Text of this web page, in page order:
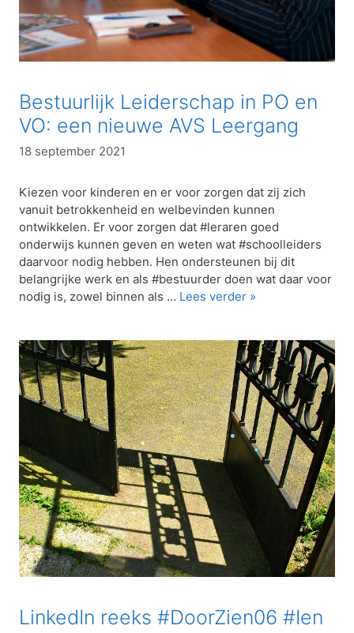
Bestuurlijk Leiderschap in PO en
VO: een nieuwe AVS Leergang
18 september 2021
Kiezen voor kinderen en er voor zorgen dat zij zich
vanuit betrokkenheid en welbevinden kunnen
ontwikkelen. Er voor zorgen dat #leraren goed
onderwijs kunnen geven en weten wat #schoolleiders
daarvoor nodig hebben. Hen ondersteunen bij dit
belangrijke werk en als #bestuurder doen wat daar voor
nodig is, zowel binnen als … Lees verder »
LinkedIn reeks #DoorZien06 #Ien